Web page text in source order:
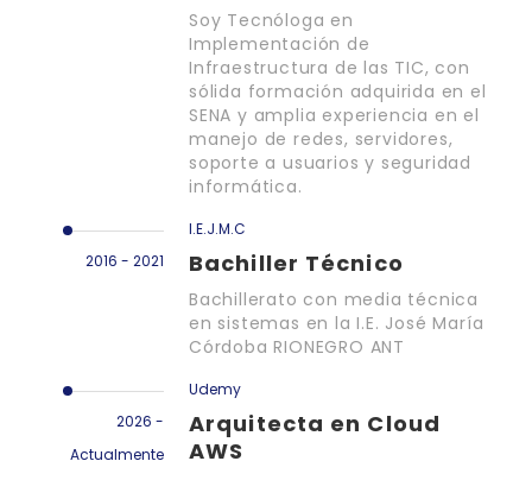
Soy Tecnóloga en
Implementación de
Infraestructura de las TIC, con
sólida formación adquirida en el
SENA y amplia experiencia en el
manejo de redes, servidores,
soporte a usuarios y seguridad
informática.
2016 - 2021
I.E.J.M.C
Bachiller Técnico
Bachillerato con media técnica
en sistemas en la I.E. José María
Córdoba RIONEGRO ANT
2026 -
Actualmente
Udemy
Arquitecta en Cloud
AWS